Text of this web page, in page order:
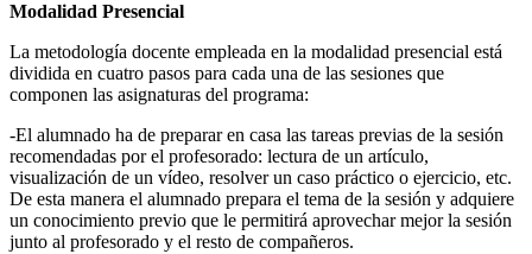
Modalidad Presencial
La metodología docente empleada en la modalidad presencial está
dividida en cuatro pasos para cada una de las sesiones que
componen las asignaturas del programa:
-El alumnado ha de preparar en casa las tareas previas de la sesión
recomendadas por el profesorado: lectura de un artículo,
visualización de un vídeo, resolver un caso práctico o ejercicio, etc.
De esta manera el alumnado prepara el tema de la sesión y adquiere
un conocimiento previo que le permitirá aprovechar mejor la sesión
junto al profesorado y el resto de compañeros.